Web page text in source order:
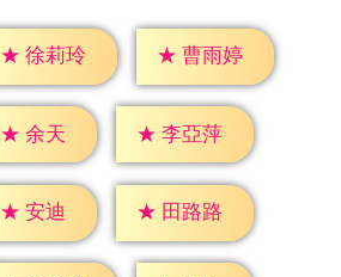
★ 徐莉玲 ★ 曹雨婷
★ 余天 ★ 李亞萍
★ 安迪 ★ 田路路